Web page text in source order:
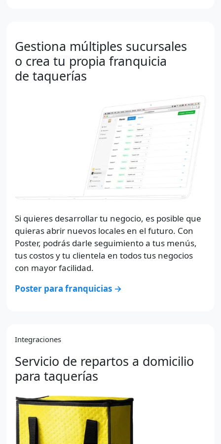
Gestiona múltiples sucursales
o crea tu propia franquicia
de taquerías
Si quieres desarrollar tu negocio, es posible que
quieras abrir nuevos locales en el futuro. Con
Poster, podrás darle seguimiento a tus menús,
tus costos y tu clientela en todos tus negocios
con mayor facilidad.
Poster para franquicias →
Integraciones
Servicio de repartos a domicilio
para taquerías